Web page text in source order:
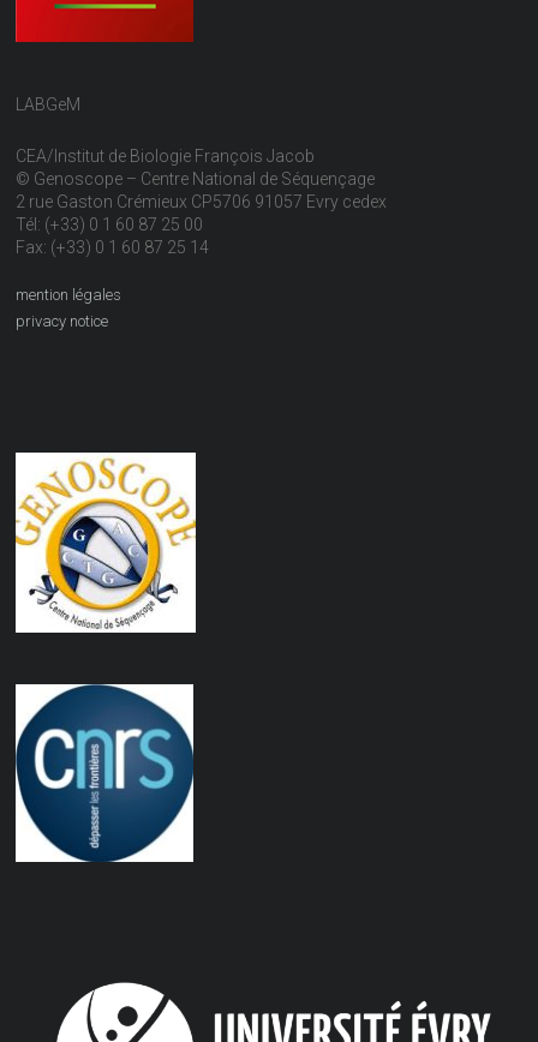
LABGeM
CEA/Institut de Biologie François Jacob
© Genoscope – Centre National de Séquençage
2 rue Gaston Crémieux CP5706 91057 Evry cedex
Tél: (+33) 0 1 60 87 25 00
Fax: (+33) 0 1 60 87 25 14
mention légales
privacy notice